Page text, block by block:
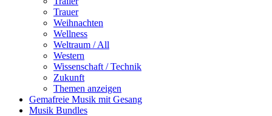
Trauer
Weihnachten
Wellness
Weltraum / All
Western
Wissenschaft / Technik
Zukunft
Themen anzeigen
Gemafreie Musik mit Gesang
Musik Bundles